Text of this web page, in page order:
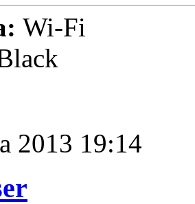
Wi-Fi
2013 19:14